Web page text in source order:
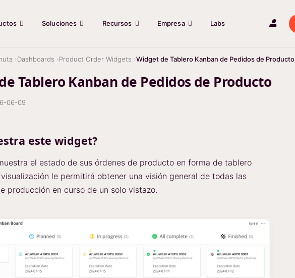
Soluciones Recursos Empresa Labs
Dashboards Product Order Widgets Widget de Tablero Kanban de Pedidos de Producto
Tablero Kanban de Pedidos de Producto
06-09
este widget?
el estado de sus órdenes de producto en forma de tablero
visualización le permitirá obtener una visión general de todas las
producción en curso de un solo vistazo.